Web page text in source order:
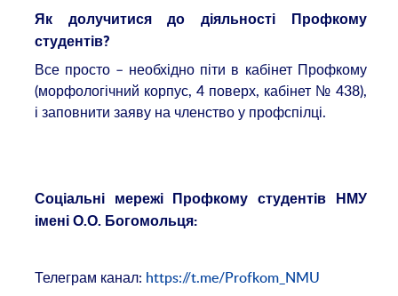
Як долучитися до діяльності Профкому
студентів?
Все просто – необхідно піти в кабінет Профкому
(морфологічний корпус, 4 поверх, кабінет № 438),
і заповнити заяву на членство у профспілці.
Соціальні мережі Профкому студентів НМУ
імені О.О. Богомольця:
Телеграм канал: https://t.me/Profkom_NMU